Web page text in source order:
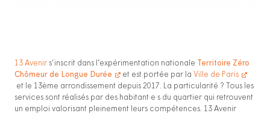
13 Avenir s’inscrit dans l’expérimentation nationale
Territoire Zéro
Chômeur de Longue Durée
et est portée par la Ville de Paris
et le 13ème arrondissement depuis 2017. La particularité ? Tous les
services sont réalisés par des habitant·e·s du quartier qui retrouvent
un emploi valorisant pleinement leurs compétences. 13 Avenir